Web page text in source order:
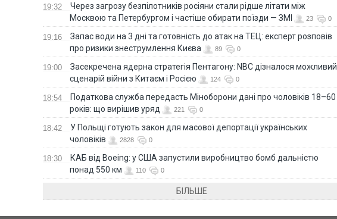
19:32
Через загрозу безпілотників росіяни стали рідше літати між
Москвою та Петербургом і частіше обирати поїзди — ЗМІ
23 0
19:16
Запас води на 3 дні та готовність до атак на ТЕЦ: експерт розповів
про ризики знеструмлення Києва
89 0
19:00
Засекречена ядерна стратегія Пентагону: NBC дізналося можливий
сценарій війни з Китаєм і Росією
124 0
18:54
Податкова служба передасть Міноборони дані про чоловіків 18–60
років: що вирішив уряд
221 0
18:42
У Польщі готують закон для масової депортації українських
чоловіків
2828 0
18:30
КАБ від Boeing: у США запустили виробництво бомб дальністю
понад 550 км
110 0
БІЛЬШЕ